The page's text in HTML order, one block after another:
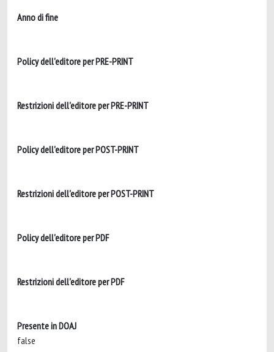
Anno di fine
Policy dell'editore per PRE-PRINT
Restrizioni dell'editore per PRE-PRINT
Policy dell'editore per POST-PRINT
Restrizioni dell'editore per POST-PRINT
Policy dell'editore per PDF
Restrizioni dell'editore per PDF
Presente in DOAJ